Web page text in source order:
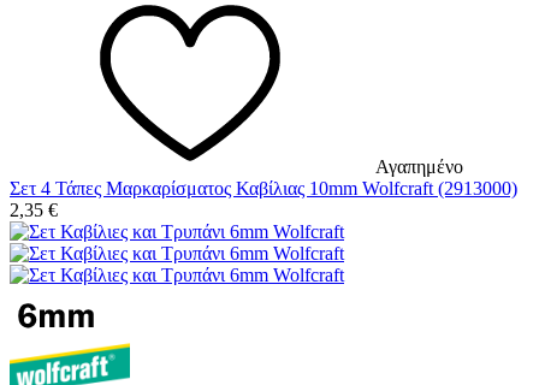
Αγαπημένο
Σετ 4 Τάπες Μαρκαρίσματος Καβίλιας 10mm Wolfcraft (2913000)
2,35 €